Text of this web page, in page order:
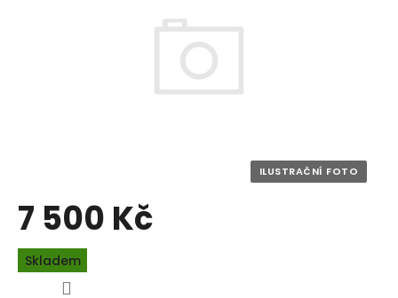
7 500 Kč
Měrná
cena:
Skladem